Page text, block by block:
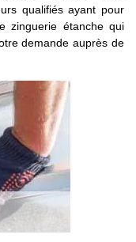
qualifiés ayant pour
zinguerie étanche qui
demande auprès de